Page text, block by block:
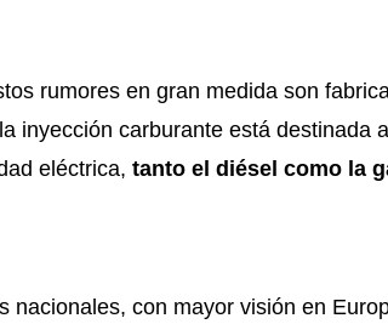
rumores en gran medida son
inyección carburante está destinada
eléctrica,tanto el diésel como la
nacionales, con mayor visión en